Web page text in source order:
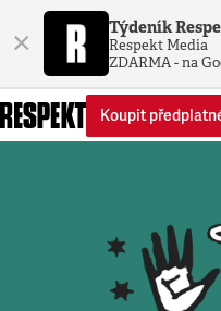
× Týdeník
Respekt Media
ZDARMA - na
Koupit